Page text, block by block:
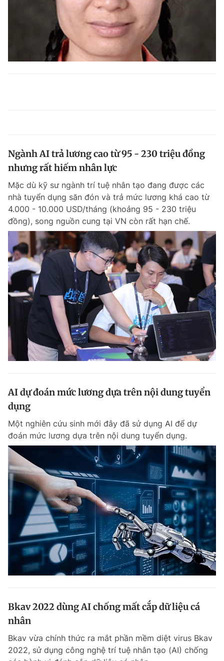
Ngành AI trả lương cao từ 95 - 230 triệu đồng
nhưng rất hiếm nhân lực
Mặc dù kỹ sư ngành trí tuệ nhân tạo đang được các
nhà tuyển dụng săn đón và trả mức lương khá cao từ
4.000 - 10.000 USD/tháng (khoảng 95 - 230 triệu
đồng), song nguồn cung tại VN còn rất hạn chế.
AI dự đoán mức lương dựa trên nội dung tuyển
dụng
Một nghiên cứu sinh mới đây đã sử dụng AI để dự
đoán mức lương dựa trên nội dung tuyển dụng.
Bkav 2022 dùng AI chống mất cắp dữ liệu cá
nhân
Bkav vừa chính thức ra mắt phần mềm diệt virus Bkav
2022, sử dụng công nghệ trí tuệ nhân tạo (AI) chống